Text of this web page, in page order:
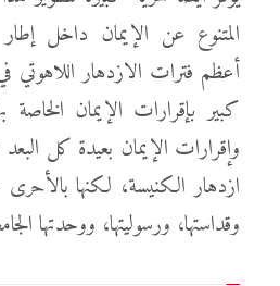
المتنوع عن الإيمان داخل
أعظم فترات الازدهار اللاهوتي
كبير بإقرارات الإيمان الخاصة
وإقرارات الإيمان بعيدة كل
ازدهار الكنيسة، لكنها
وقداستها، ورسوليتها، ووحدتها